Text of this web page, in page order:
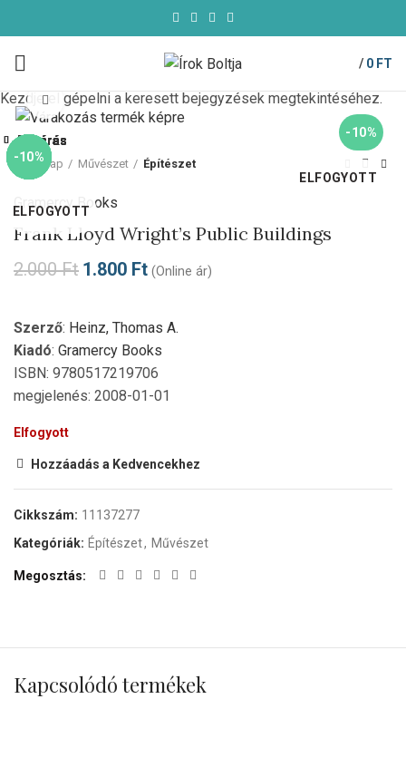
/ 0 FT
-10%
ELFOGYOTT
Click to enlarge
Kezdőlap Művészet Építészet
Gramercy Books
Frank Lloyd Wright’s Public Buildings
2.000Ft 1.800 Ft (Online ár)
Szerző: Heinz, Thomas A.
Kiadó: Gramercy Books
ISBN: 9780517219706
megjelenés: 2008-01-01
Elfogyott
Hozzáadás a Kedvencekhez
Cikkszám: 11137277
Kategóriák: Építészet, Művészet
Megosztás
Kapcsolódó termékek
-10%
Bezárás
-10%
Bezárás
-10%
Bezárás
Bezárás
-10%
Bezárás
-10%
Bezárás
-10%
Bezárás
-10%
ELFOGYOTT
Bezárás
Kezdje el gépelni a keresett bejegyzések megtekintéséhez.